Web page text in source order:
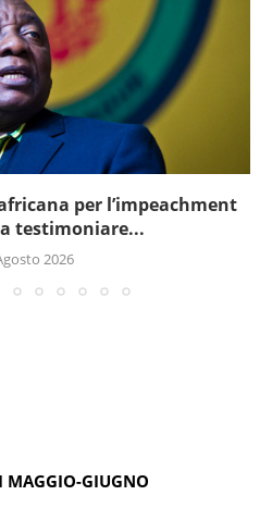
a Capo Verde si terranno...
2026